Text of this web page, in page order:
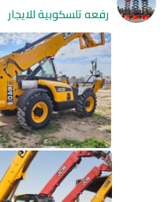
رفعه تلسكوبية للايجار